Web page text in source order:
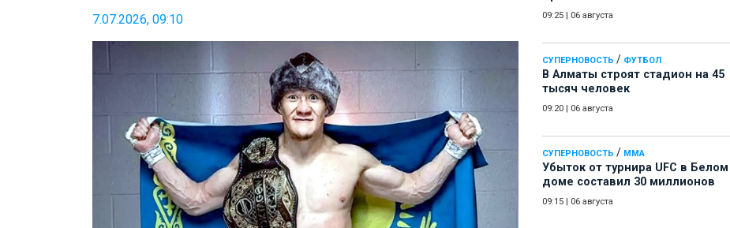
09:25 06 августа
СУПЕРНОВОСТЬ / ФУТБОЛ
В Алматы строят стадион на 45
тысяч человек
09:20 06 августа
СУПЕРНОВОСТЬ / ММА
Убыток от турнира UFC в Белом
доме составил 30 миллионов
09:15 06 августа
7.07.2026, 09:10